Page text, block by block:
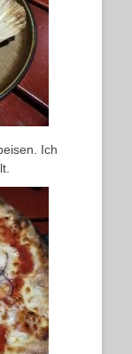
Ich